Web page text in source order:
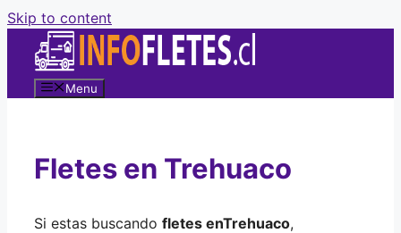
Skip to content
Menu
Fletes en Trehuaco
Si estas buscando fletes enTrehuaco,